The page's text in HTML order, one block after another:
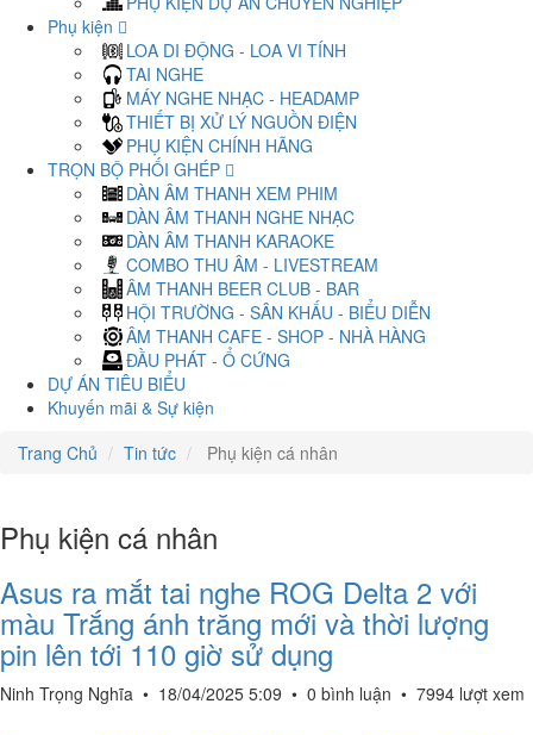
Phụ kiện
LOA DI ĐỘNG - LOA VI TÍNH
TAI NGHE
MÁY NGHE NHẠC - HEADAMP
THIẾT BỊ XỬ LÝ NGUỒN ĐIỆN
PHỤ KIỆN CHÍNH HÃNG
TRỌN BỘ PHỐI GHÉP
DÀN ÂM THANH XEM PHIM
DÀN ÂM THANH NGHE NHẠC
DÀN ÂM THANH KARAOKE
COMBO THU ÂM - LIVESTREAM
ÂM THANH BEER CLUB - BAR
HỘI TRƯỜNG - SÂN KHẤU - BIỂU DIỄN
ÂM THANH CAFE - SHOP - NHÀ HÀNG
ĐẦU PHÁT - Ổ CỨNG
DỰ ÁN TIÊU BIỂU
Khuyến mãi & Sự kiện
Trang Chủ
Tin tức Phụ kiện cá nhân
Phụ kiện cá nhân
Asus ra mắt tai nghe ROG Delta 2 với
màu Trắng ánh trăng mới và thời lượng
pin lên tới 110 giờ sử dụng
Ninh Trọng Nghĩa • 18/04/2025 5:09 • 0 bình luận • 7994 lượt xem